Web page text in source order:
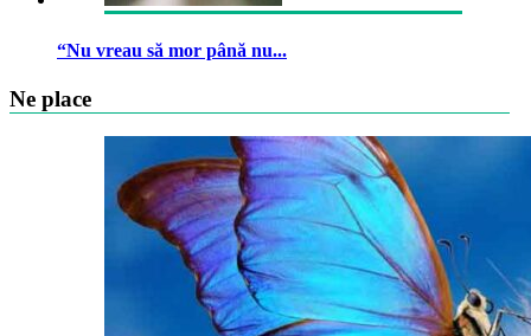
“Nu vreau să mor până nu...
Ne place